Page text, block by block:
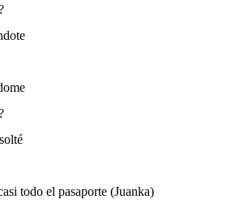
todo el pasaporte (Juanka)